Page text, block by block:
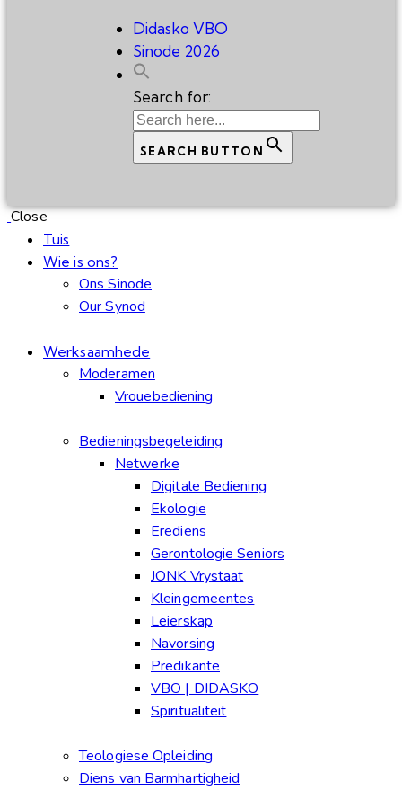
Didasko VBO
Sinode 2026
Search for:
SEARCH BUTTON
Close
Tuis
Wie is ons?
Ons Sinode
Our Synod
Werksaamhede
Moderamen
Vrouebediening
Bedieningsbegeleiding
Netwerke
Digitale Bediening
Ekologie
Erediens
Gerontologie Seniors
JONK Vrystaat
Kleingemeentes
Leierskap
Navorsing
Predikante
VBO | DIDASKO
Spiritualiteit
Teologiese Opleiding
Diens van Barmhartigheid